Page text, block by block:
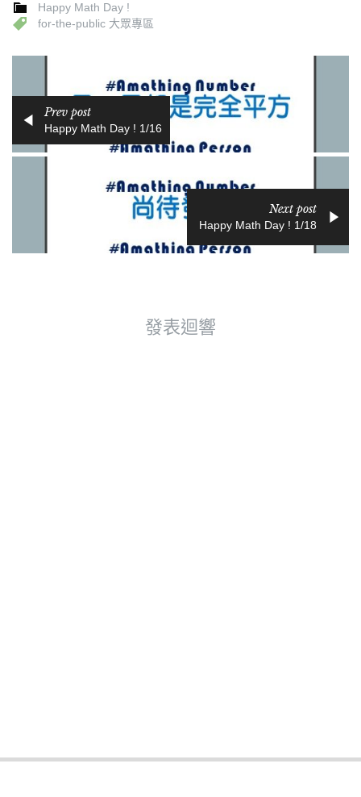
Happy Math Day !
for-the-public 大眾專區
Prev post
Happy Math Day ! 1/16
Next post
Happy Math Day ! 1/18
發表迴響